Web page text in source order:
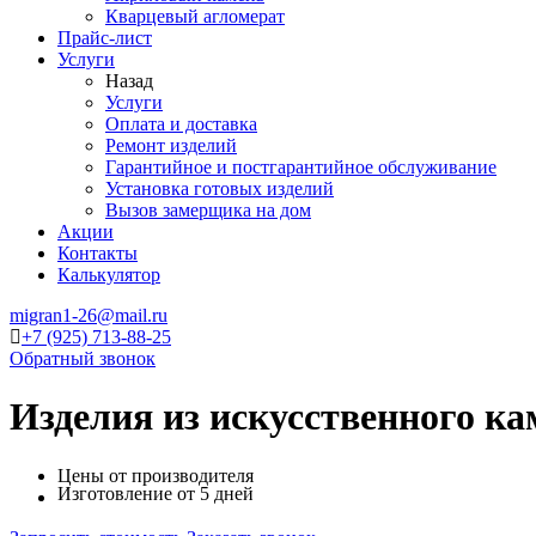
Кварцевый агломерат
Прайс-лист
Услуги
Назад
Услуги
Оплата и доставка
Ремонт изделий
Гарантийное и постгарантийное обслуживание
Установка готовых изделий
Вызов замерщика на дом
Акции
Контакты
Калькулятор
migran1-26@mail.ru
+7 (925) 713-88-25
Обратный звонок
Изделия из искусственного
Цены от производителя
Изготовление от 5 дней